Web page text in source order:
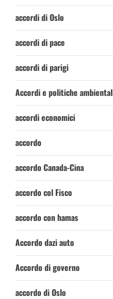
accordi di Oslo
accordi di pace
accordi di parigi
Accordi e politiche
accordi economici
accordo
accordo Canada-Cina
accordo col Fisco
accordo con hamas
Accordo dazi auto
Accordo di governo
accordo di Oslo